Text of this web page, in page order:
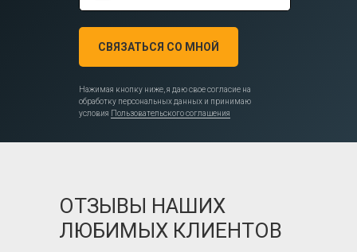
СВЯЗАТЬСЯ СО МНОЙ
Нажимая кнопку ниже, я даю свое согласие на
обработку персональных данных и принимаю
условия Пользовательского соглашения
ОТЗЫВЫ НАШИХ
ЛЮБИМЫХ КЛИЕНТОВ